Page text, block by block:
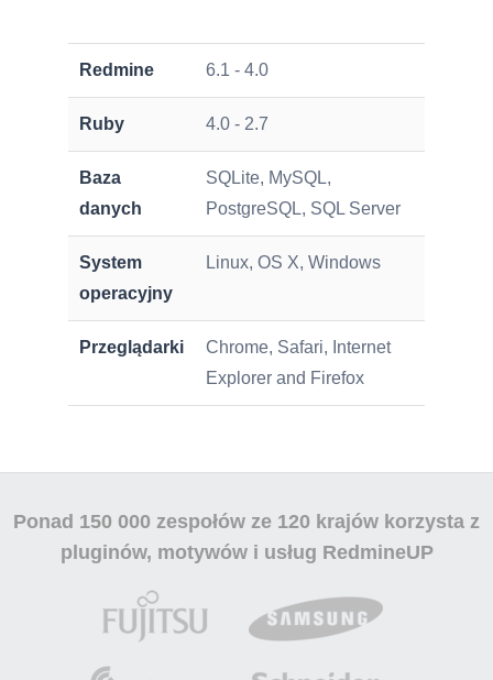
Redmine 6.1 - 4.0
Ruby 4.0 - 2.7
Вaza
danych
SQLite, MySQL,
PostgreSQL, SQL Server
System
operacyjny
Linux, OS X, Windows
Przeglądarki
Chrome, Safari, Internet
Explorer and Firefox
Ponad 150 000 zespołów ze 120 krajów korzysta z
pluginów, motywów i usług RedmineUP